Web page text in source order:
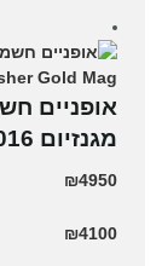
אופניים
מגנזיום 2016 Fisher Gold Mag
₪4950
₪4100